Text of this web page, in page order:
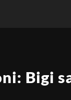
Bigi